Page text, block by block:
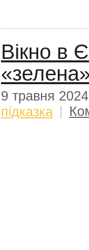
Вікно в
9 травня 2024
підказка